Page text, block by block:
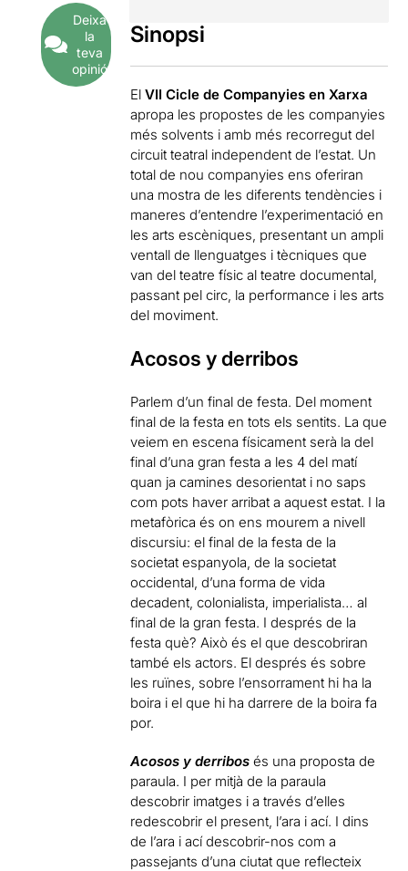
Deixa
la
teva
opinió
Sinopsi
ElVII Cicle de Companyies en Xarxa
apropa les propostes de les companyies
més solvents i amb més recorregut del
circuit teatral independent de l’estat. Un
total de nou companyies ens oferiran
una mostra de les diferents tendències i
maneres d’entendre l’experimentació en
les arts escèniques, presentant un ampli
ventall de llenguatges i tècniques que
van del teatre físic al teatre documental,
passant pel circ, la performance i les arts
del moviment.
Acosos y derribos
Parlem d’un final de festa. Del moment
final de la festa en tots els sentits. La que
veiem en escena físicament serà la del
final d’una gran festa a les 4 del matí
quan ja camines desorientat i no saps
com pots haver arribat a aquest estat. I la
metafòrica és on ens mourem a nivell
discursiu: el final de la festa de la
societat espanyola, de la societat
occidental, d’una forma de vida
decadent, colonialista, imperialista… al
final de la gran festa. I després de la
festa què? Això és el que descobriran
també els actors. El després és sobre
les ruïnes, sobre l’ensorrament hi ha la
boira i el que hi ha darrere de la boira fa
por.
Acosos y derribos és una proposta de
paraula. I per mitjà de la paraula
descobrir imatges i a través d’elles
redescobrir el present, l’ara i ací. I dins
de l’ara i ací descobrir-nos com a
passejants d’una ciutat que reflecteix